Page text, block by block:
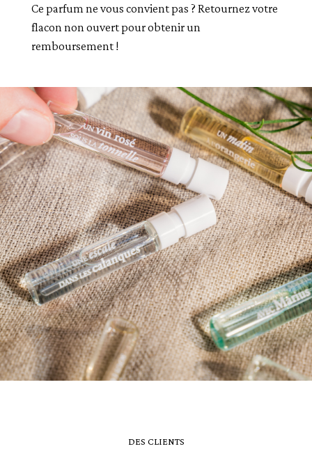
Ce parfum ne vous convient pas ? Retournez votre
flacon non ouvert pour obtenir un
remboursement !
DES CLIENTS